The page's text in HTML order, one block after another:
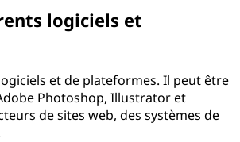
logiciels et
et de plateformes. Il peut être
Photoshop, Illustrator et
de sites web, des systèmes de